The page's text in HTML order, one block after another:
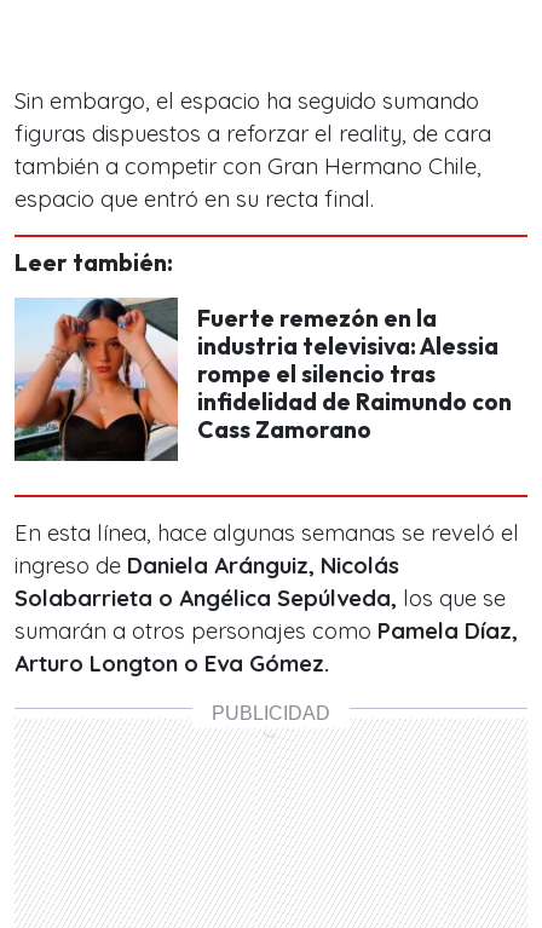
Sin embargo, el espacio ha seguido sumando
figuras dispuestos a reforzar el reality, de cara
también a competir con Gran Hermano Chile,
espacio que entró en su recta final.
Leer también:
Fuerte remezón en la
industria televisiva: Alessia
rompe el silencio tras
infidelidad de Raimundo con
Cass Zamorano
En esta línea, hace algunas semanas se reveló el
ingreso de Daniela Aránguiz, Nicolás
Solabarrieta o Angélica Sepúlveda, los que se
sumarán a otros personajes como Pamela Díaz,
Arturo Longton o Eva Gómez.